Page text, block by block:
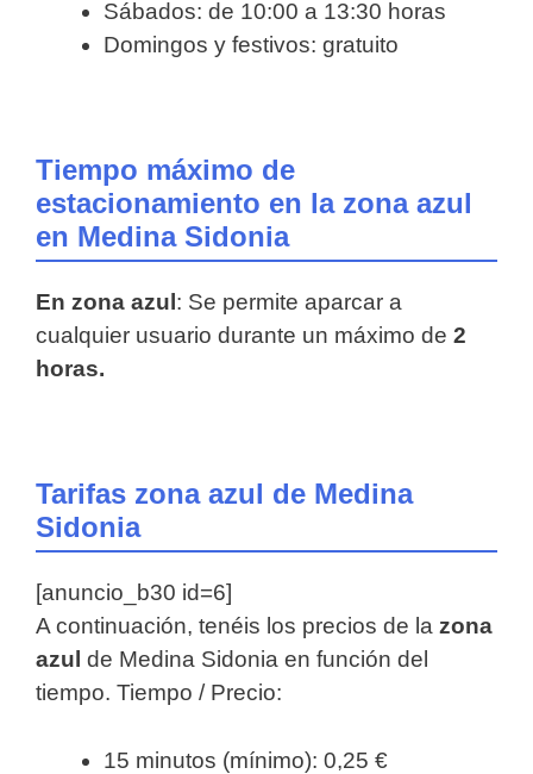
Sábados: de 10:00 a 13:30 horas
Domingos y festivos: gratuito
Tiempo máximo de
estacionamiento en la zona azul
en Medina Sidonia
En zona azul : Se permite aparcar a
cualquier usuario durante un máximo de 2
horas.
Tarifas zona azul de Medina
Sidonia
[anuncio_b30 id=6]
A continuación, tenéis los precios de la zona
azul de Medina Sidonia en función del
tiempo. Tiempo / Precio:
15 minutos (mínimo): 0,25 €